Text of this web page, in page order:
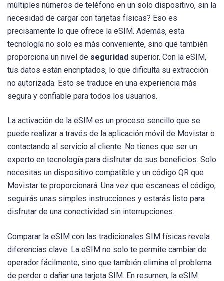
múltiples números de teléfono en un solo dispositivo, sin la
necesidad de cargar con tarjetas físicas? Eso es
precisamente lo que ofrece la eSIM. Además, esta
tecnología no solo es más conveniente, sino que también
proporciona un nivel de seguridad superior. Con la eSIM,
tus datos están encriptados, lo que dificulta su extracción
no autorizada. Esto se traduce en una experiencia más
segura y confiable para todos los usuarios.
La activación de la eSIM es un proceso sencillo que se
puede realizar a través de la aplicación móvil de Movistar o
contactando al servicio al cliente. No tienes que ser un
experto en tecnología para disfrutar de sus beneficios. Solo
necesitas un dispositivo compatible y un código QR que
Movistar te proporcionará. Una vez que escaneas el código,
seguirás unas simples instrucciones y estarás listo para
disfrutar de una conectividad sin interrupciones.
Comparar la eSIM con las tradicionales SIM físicas revela
diferencias clave. La eSIM no solo te permite cambiar de
operador fácilmente, sino que también elimina el problema
de perder o dañar una tarjeta SIM. En resumen, la eSIM